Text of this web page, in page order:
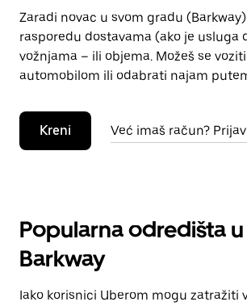
Zaradi novac u svom gradu
rasporedu dostavama (ako je usluga
vožnjama – ili objema. Možeš se
automobilom ili odabrati najam
Kreni Već imaš račun?
Popularna odredišta u
Barkway
Iako korisnici Uberom mogu zatražiti